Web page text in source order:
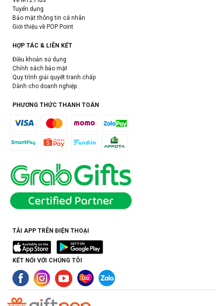
Tuyển dụng
Bảo mật thông tin cá nhân
Giới thiệu về POP Point
HỢP TÁC & LIÊN KẾT
Điều khoản sử dụng
Chính sách bảo mật
Quy trình giải quyết tranh chấp
Dành cho doanh nghiệp
PHƯƠNG THỨC THANH TOÁN
TẢI APP TRÊN ĐIỆN THOẠI
KẾT NỐI VỚI CHÚNG TÔI